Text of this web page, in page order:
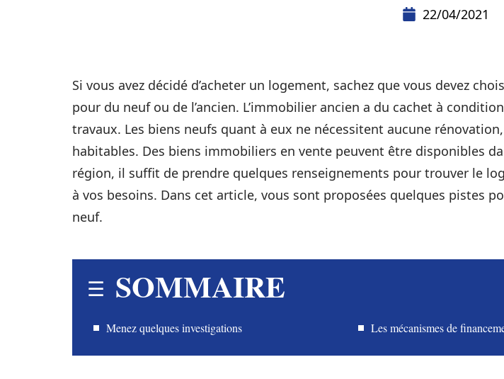
22/04/2021
Si vous avez décidé d’acheter un logement, sachez que vous devez
pour du neuf ou de l’ancien. L’immobilier ancien a du cachet à
travaux. Les biens neufs quant à eux ne nécessitent aucune
habitables. Des biens immobiliers en vente peuvent être disponibles
région, il suffit de prendre quelques renseignements pour trouver le
à vos besoins. Dans cet article, vous sont proposées quelques pistes
neuf.
SOMMAIRE
Menez quelques investigations Les mécanismes de